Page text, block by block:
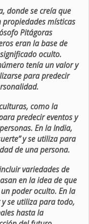
donde se creía que
místicas
Pitágoras
eran la base de
oculto.
tenía un valor y
para predecir
como la
predecir eventos y
En la India,
y se utiliza para
de una persona.
variedades de
en la idea de que
poder oculto. En la
se utiliza para todo,
hasta la